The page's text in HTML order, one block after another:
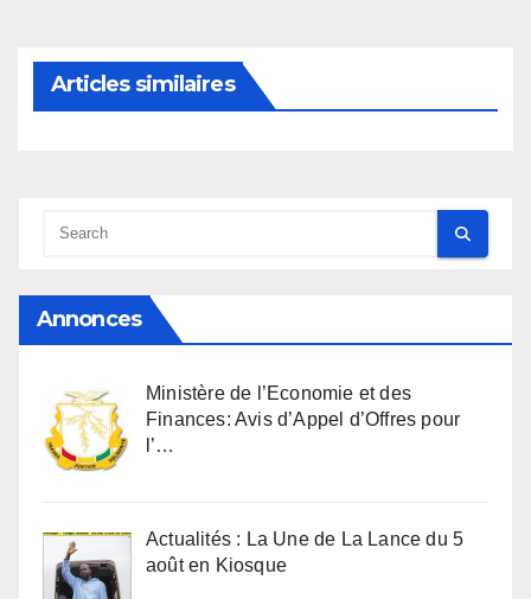
Articles similaires
Annonces
Ministère de l’Economie et des
Finances: Avis d’Appel d’Offres pour
l’…
Actualités : La Une de La Lance du 5
août en Kiosque